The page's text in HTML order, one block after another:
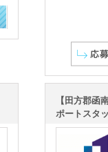
【田方郡
ポートスタ